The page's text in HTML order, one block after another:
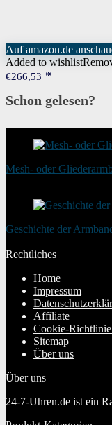
Auf amazon.de
Added to wishlist
€266,53
Schon gelesen?
Mesh- oder
Geschichte der
Rechtliches
Home
Impressum
Affiliate
Cookie-
Sitemap
Über uns
Über uns
24-7-Uhren.de ist ein